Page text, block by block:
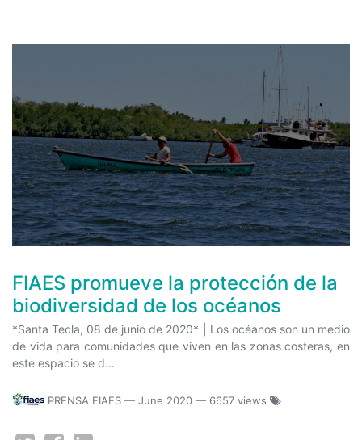
FIAES promueve la protección de la
biodiversidad de los océanos
*Santa Tecla, 08 de junio de 2020* | Los océanos son un medio
de vida para comunidades que viven en las zonas costeras, en
este espacio se d...
PRENSA FIAES — June 2020 — 6657 views